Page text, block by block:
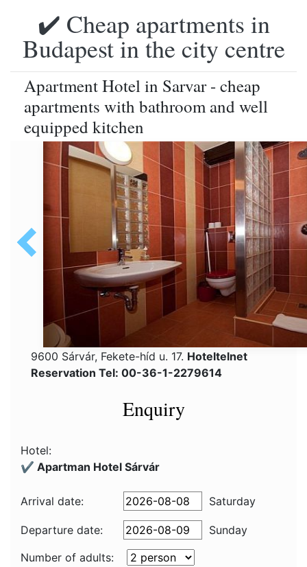
✔️ Cheap apartments in
Budapest in the city centre
Apartment Hotel in Sarvar - cheap
apartments with bathroom and well
equipped kitchen
9600 Sárvár, Fekete-híd u. 17. Hoteltelnet
Reservation Tel: 00-36-1-2279614
Enquiry
Hotel:
✔️ Apartman Hotel Sárvár
Arrival date: Saturday
Departure date:
Sunday
Number of adults: